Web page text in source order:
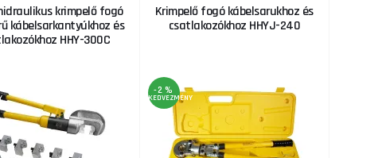
krimpelő fogó
kábelsarkantyúkhoz és
HHY-300C
Krimpelő fogó kábelsarukhoz és
csatlakozókhoz HHYJ-240
-2 %
KEDVEZMÉNY